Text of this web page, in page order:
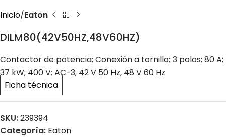
Inicio Eaton
DILM80(42V50HZ,48V60HZ)
Contactor de potencia; Conexión a tornillo; 3 polos; 80 A;
37 kW; 400 V; AC-3; 42 V 50 Hz, 48 V 60 Hz
Ficha técnica
SKU:239394
Categoría: Eaton